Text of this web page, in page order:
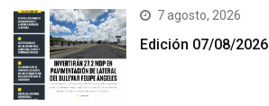
7 agosto, 2026
Edición 07/08/2026